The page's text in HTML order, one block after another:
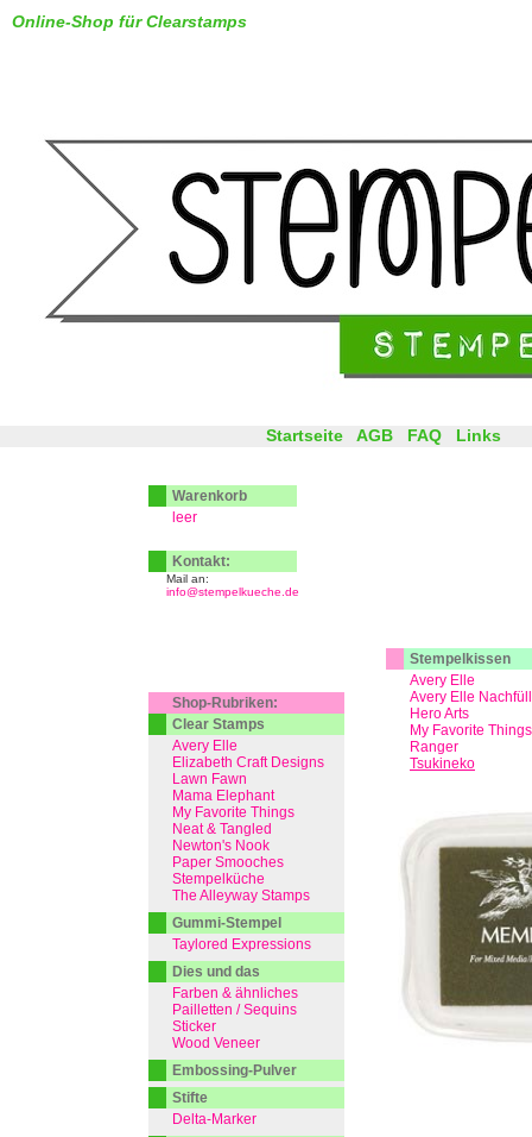
Online-Shop für Clearstamps
Stempelkissen
Avery Elle
Avery Elle
Hero Arts
My Favorite Things
Ranger
Tsukineko
Startseite AGB FAQ Links
Warenkorb
leer
Kontakt:
Mail an:
info@stempelkueche.de
Shop-Rubriken:
Clear Stamps
Avery Elle
Elizabeth Craft Designs
Lawn Fawn
Mama Elephant
My Favorite Things
Neat & Tangled
Newton's Nook
Paper Smooches
Stempelküche
The Alleyway Stamps
Gummi-Stempel
Taylored Expressions
Dies und das
Farben & ähnliches
Pailletten / Sequins
Sticker
Wood Veneer
Embossing-Pulver
Stifte
Delta-Marker